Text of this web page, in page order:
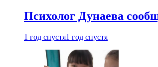
Психолог Дунаева
1 год спустя1 год спустя